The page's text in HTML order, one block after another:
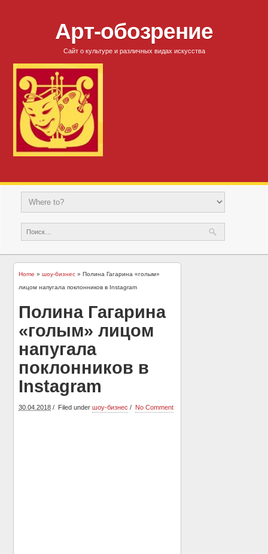
Арт-обозрение
Сайт о культуре и различных видах искусства
Home »шоу-бизнес » Полина Гагарина «голым»
лицом напугала поклонников в Instagram
Полина Гагарина
«голым» лицом
напугала
поклонников в
Instagram
30.04.2018 Filed underшоу-бизнес No Comment